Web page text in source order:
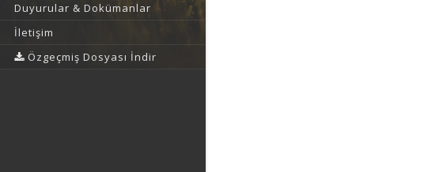
Duyurular & Dokümanlar
İletişim
Özgeçmiş Dosyası İndir